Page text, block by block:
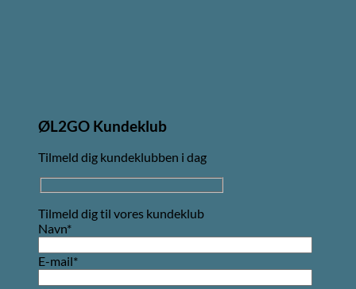
ØL2GO Kundeklub
Tilmeld dig kundeklubben i dag
Tilmeld dig til vores kundeklub
Navn*
E-mail*